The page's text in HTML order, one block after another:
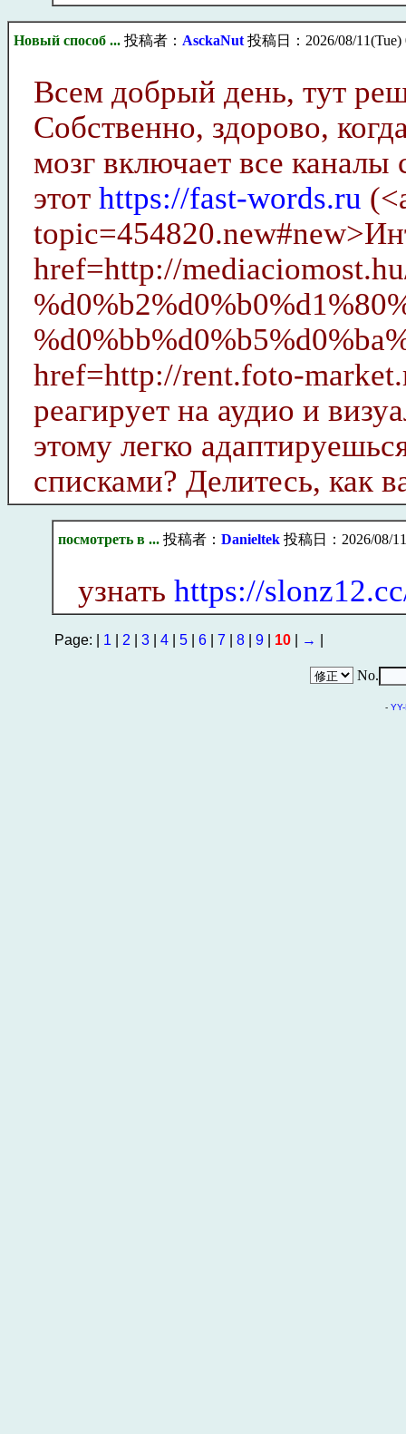
Новый способ ... 投稿者： AsckaNut 投稿日：2026/08/
Всем добрый день, тут
Собственно, здорово,
мозг включает все каналы
этот https://fast-words.ru
href=http://
href=http://rent.foto-
реагирует на аудио и
этому легко
списками? Делитесь, как
посмотреть в ...投稿者： Danieltek投稿日：2026/08/
узнать https://
Page: | 1 2 3| 4| 5| 6| 7 8| 9| 10| →
No.
-